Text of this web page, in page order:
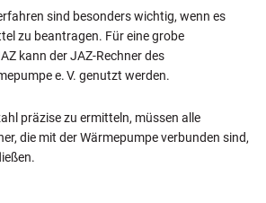
sind besonders wichtig, wenn es
zu beantragen. Für eine grobe
kann der JAZ-Rechner des
e. V. genutzt werden.
präzise zu ermitteln, müssen alle
die mit der Wärmepumpe verbunden sind,